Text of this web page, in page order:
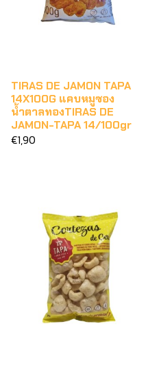
TIRAS DE JAMON TAPA
14X100G แคบหมูซอง
น้ำตาลทองTIRAS DE
JAMON-TAPA 14/100gr
€1,90